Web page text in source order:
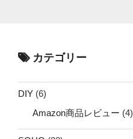
カテゴリー
DIY (6)
Amazon商品レビュー (4)